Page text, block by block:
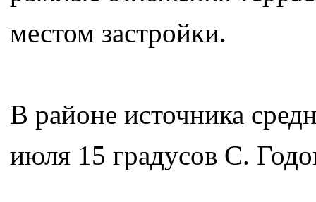
местом застройки.
В районе источника
июля 15 градусов С.